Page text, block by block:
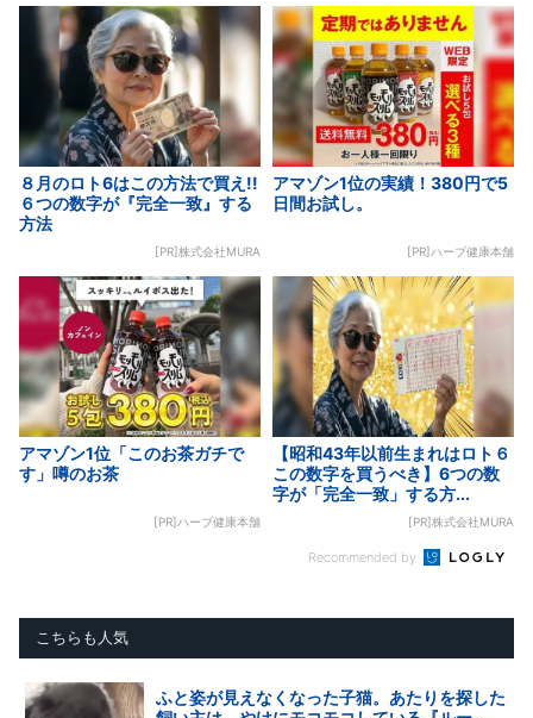
８月のロト6はこの方法で買え!!
６つの数字が『完全一致』する
方法
[PR]株式会社MURA
アマゾン1位の実績！380円で5
日間お試し。
[PR]ハーブ健康本舗
アマゾン1位「このお茶ガチで
す」噂のお茶
[PR]ハーブ健康本舗
【昭和43年以前生まれはロト６
この数字を買うべき】6つの数
字が「完全一致」する方...
[PR]株式会社MURA
Recommended by
こちらも人気
ふと姿が見えなくなった子猫。あたりを探した